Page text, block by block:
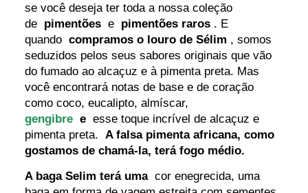
se você deseja ter toda a nossa coleção
de pimentões e pimentões raros . E
quando compramos o louro de Sélim , somos
seduzidos pelos seus sabores originais que vão
do fumado ao alcaçuz e à pimenta preta. Mas
você encontrará notas de base e de coração
como coco, eucalipto, almíscar,
gengibre e esse toque incrível de alcaçuz e
pimenta preta.A falsa pimenta africana, como
gostamos de chamá-la, terá fogo médio.
A baga Selim terá umacor enegrecida, uma